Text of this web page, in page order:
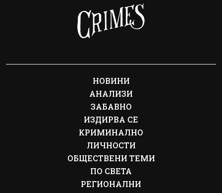
НОВИНИ
АНАЛИЗИ
ЗАБАВНО
ИЗДИРВА СЕ
КРИМИНАЛНО
ЛИЧНОСТИ
ОБЩЕСТВЕНИ ТЕМИ
ПО СВЕТА
РЕГИОНАЛНИ